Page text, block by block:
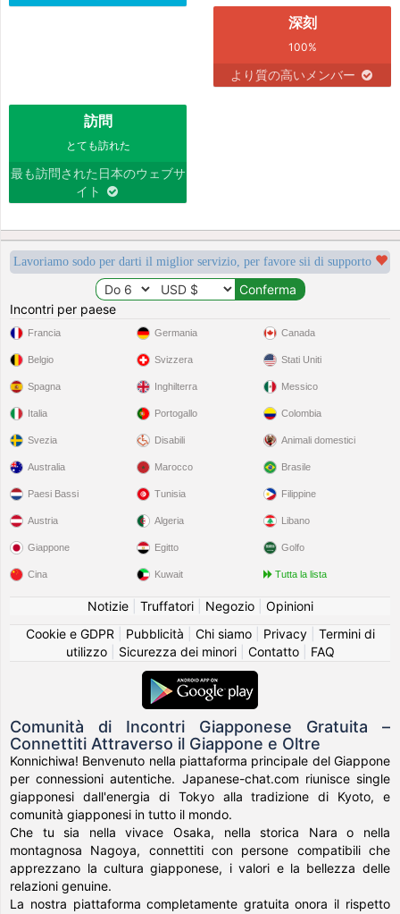
深刻
100%
より質の高いメンバー
訪問
とても訪れた
最も訪問された日本のウェブサ
イト
Lavoriamo sodo per darti il miglior servizio, per favore sii di supporto
Incontri per paese
Francia
Belgio
Spagna
Italia
Svezia
Germania
Svizzera
Inghilterra
Portogallo
Disabili
Canada
Stati Uniti
Messico
Colombia
Animali domestici
Australia
Paesi Bassi
Austria
Giappone
Cina
Marocco
Tunisia
Algeria
Egitto
Kuwait
Brasile
Filippine
Libano
Golfo
Tutta la lista
Notizie| Truffatori| Negozio| Opinioni
Cookie e GDPR
Pubblicità Chi siamo| Privacy| Termini di
utilizzo| Sicurezza dei minori| Contatto| FAQ
Comunità di Incontri Giapponese Gratuita –
Connettiti Attraverso il Giappone e Oltre
Konnichiwa! Benvenuto nella piattaforma principale del Giappone
per connessioni autentiche. Japanese-chat.com riunisce single
giapponesi dall'energia di Tokyo alla tradizione di Kyoto, e
comunità giapponesi in tutto il mondo.
Che tu sia nella vivace Osaka, nella storica Nara o nella
montagnosa Nagoya, connettiti con persone compatibili che
apprezzano la cultura giapponese, i valori e la bellezza delle
relazioni genuine.
La nostra piattaforma completamente gratuita onora il rispetto